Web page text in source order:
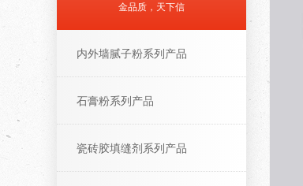
金品质，天下信
内外墙腻子粉系列产品
石膏粉系列产品
瓷砖胶填缝剂系列产品